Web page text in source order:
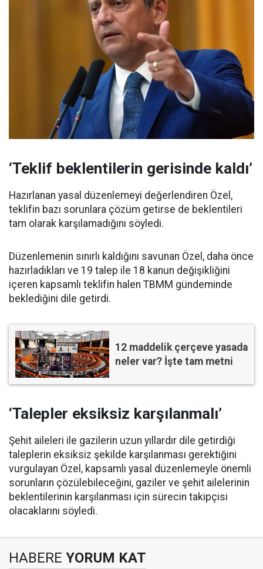
‘Teklif beklentilerin gerisinde kaldı’
Hazırlanan yasal düzenlemeyi değerlendiren Özel,
teklifin bazı sorunlara çözüm getirse de beklentileri
tam olarak karşılamadığını söyledi.
Düzenlemenin sınırlı kaldığını savunan Özel, daha önce
hazırladıkları ve 19 talep ile 18 kanun değişikliğini
içeren kapsamlı teklifin halen TBMM gündeminde
beklediğini dile getirdi.
12 maddelik çerçeve yasada
neler var? İşte tam metni
‘Talepler eksiksiz karşılanmalı’
Şehit aileleri ile gazilerin uzun yıllardır dile getirdiği
taleplerin eksiksiz şekilde karşılanması gerektiğini
vurgulayan Özel, kapsamlı yasal düzenlemeyle önemli
sorunların çözülebileceğini, gaziler ve şehit ailelerinin
beklentilerinin karşılanması için sürecin takipçisi
olacaklarını söyledi.
HABERE YORUM KAT